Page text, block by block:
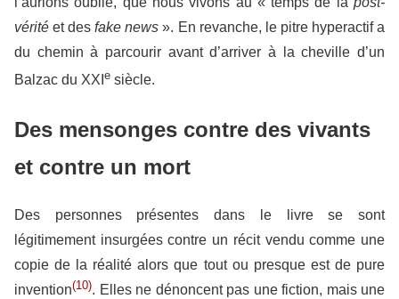
vérité et desfake news ». En revanche, le pitre hyperactif a
du chemin à parcourir avant d’arriver à la cheville d’un
Balzac du XXI e siècle.
Des mensonges contre des vivants
et contre un mort
Des personnes présentes dans le livre se sont
légitimement insurgées contre un récit vendu comme une
copie de la réalité alors que tout ou presque est de pure
invention(10). Elles ne dénoncent pas une fiction, mais une